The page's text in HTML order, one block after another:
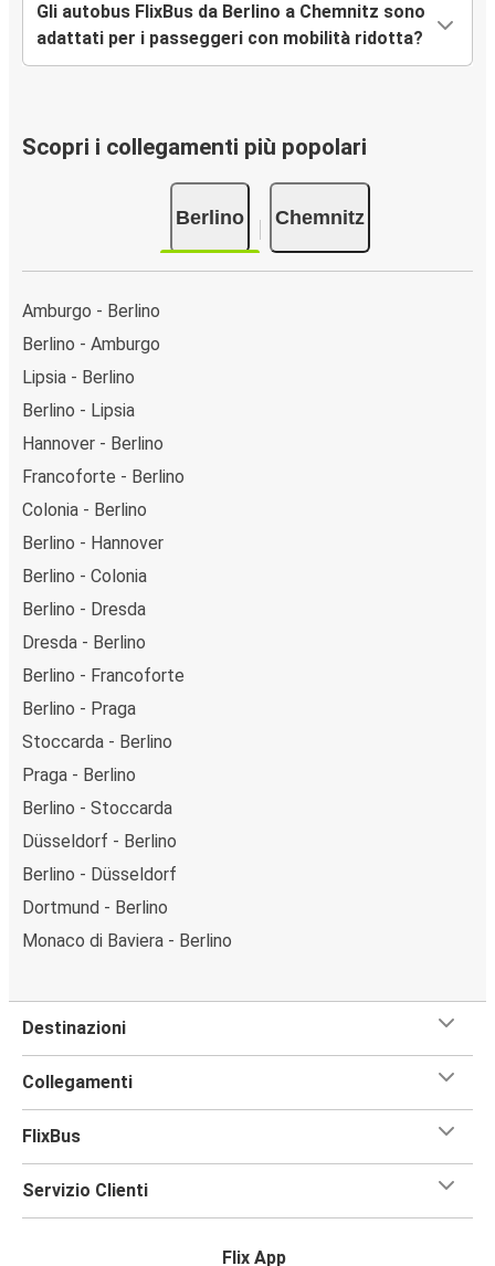
Gli autobus FlixBus da Berlino a Chemnitz sono
adattati per i passeggeri con mobilità ridotta?
Scopri i collegamenti più popolari
Berlino Chemnitz
Amburgo - Berlino
Berlino - Amburgo
Lipsia - Berlino
Berlino - Lipsia
Hannover - Berlino
Francoforte - Berlino
Colonia - Berlino
Berlino - Hannover
Berlino - Colonia
Berlino - Dresda
Dresda - Berlino
Berlino - Francoforte
Berlino - Praga
Stoccarda - Berlino
Praga - Berlino
Berlino - Stoccarda
Düsseldorf - Berlino
Berlino - Düsseldorf
Dortmund - Berlino
Monaco di Baviera - Berlino
Destinazioni
Collegamenti
FlixBus
Servizio Clienti
Flix App